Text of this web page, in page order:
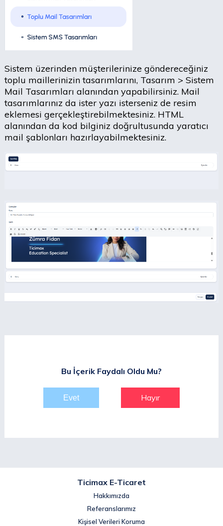
Sistem üzerinden müşterilerinize göndereceğiniz
toplu maillerinizin tasarımlarını, Tasarım > Sistem
Mail Tasarımları alanından yapabilirsiniz. Mail
tasarımlarınız da ister yazı isterseniz de resim
eklemesi gerçekleştirebilmektesiniz. HTML
alanından da kod bilginiz doğrultusunda yaratıcı
mail şablonları hazırlayabilmektesiniz.
Bu İçerik Faydalı Oldu Mu?
Hayır
Ticimax E-Ticaret
Hakkımızda
Referanslarımız
Kişisel Verileri Koruma